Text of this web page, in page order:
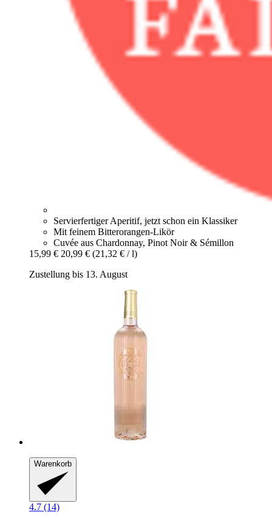
Servierfertiger Aperitif, jetzt schon ein Klassiker
Mit feinem Bitterorangen-Likör
Cuvée aus Chardonnay, Pinot Noir & Sémillon
15,99 € 20,99 € (21,32 € / l)
Zustellung bis 13. August
Warenkorb
4.7 (14)